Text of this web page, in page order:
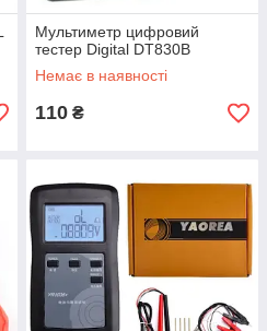
Мультиметр цифровий
тестер Digital DT830B
Немає в наявності
110 ₴